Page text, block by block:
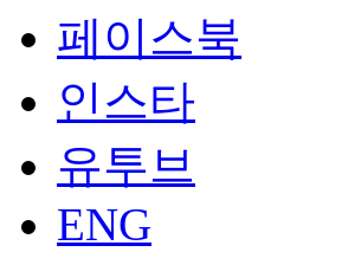
페이스북
인스타
유투브
ENG